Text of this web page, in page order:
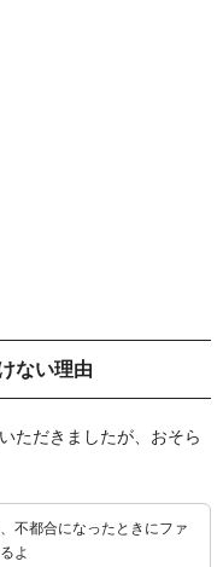
ない理由
ただきましたが、おそら
不都合になったときにファ
よ